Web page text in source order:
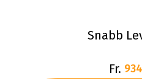
Snabb
Fr.